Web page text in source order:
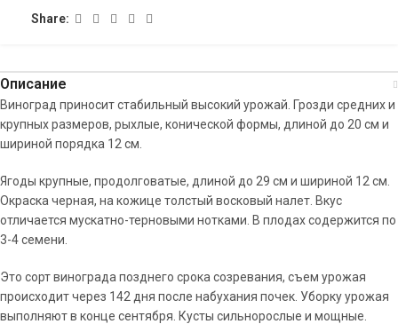
Share:
Описание
Виноград приносит стабильный высокий урожай. Грозди средних и
крупных размеров, рыхлые, конической формы, длиной до 20 см и
шириной порядка 12 см.
Ягоды крупные, продолговатые, длиной до 29 см и шириной 12 см.
Окраска черная, на кожице толстый восковый налет. Вкус
отличается мускатно-терновыми нотками. В плодах содержится по
3-4 семени.
Это сорт винограда позднего срока созревания, съем урожая
происходит через 142 дня после набухания почек. Уборку урожая
выполняют в конце сентября. Кусты сильнорослые и мощные.